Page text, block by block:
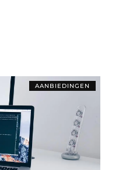
AANBIEDINGEN